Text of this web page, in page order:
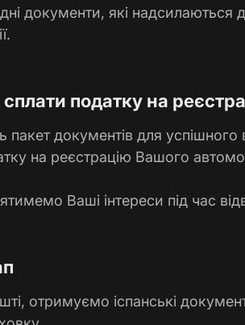
документи, які надсилаються
сплати податку на
документів для успішного
на реєстрацію Вашого
Ваші інтереси під час
отримуємо іспанські